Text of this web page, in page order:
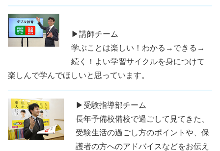
▶講師チーム
学ぶことは楽しい！わかる→できる→
続く！よい学習サイクルを身につけて
楽しんで学んでほしいと思っています。
▶受験指導部チーム
長年予備校備校で過ごして見てきた、
受験生活の過ごし方のポイントや、保
護者の方へのアドバイスなどをお伝え